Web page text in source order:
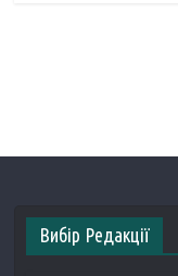
Вибір Редакції